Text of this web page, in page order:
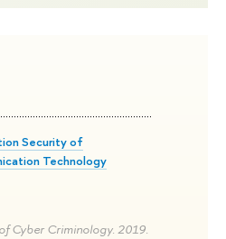
Security of
Technology
Cyber Criminology. 2019.